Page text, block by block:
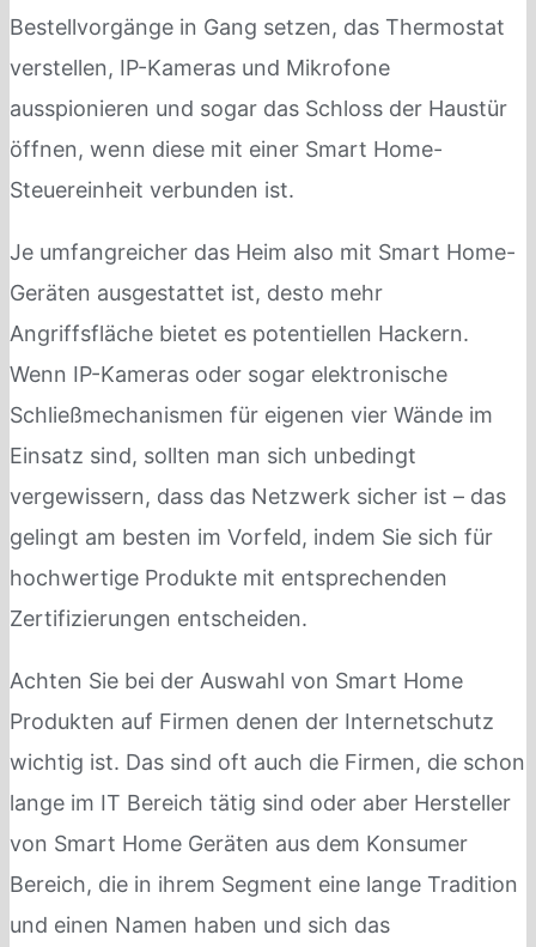
Bestellvorgänge in Gang setzen, das Thermostat
verstellen, IP-Kameras und Mikrofone
ausspionieren und sogar das Schloss der Haustür
öffnen, wenn diese mit einer Smart Home-
Steuereinheit verbunden ist.
Je umfangreicher das Heim also mit Smart Home-
Geräten ausgestattet ist, desto mehr
Angriffsfläche bietet es potentiellen Hackern.
Wenn IP-Kameras oder sogar elektronische
Schließmechanismen für eigenen vier Wände im
Einsatz sind, sollten man sich unbedingt
vergewissern, dass das Netzwerk sicher ist – das
gelingt am besten im Vorfeld, indem Sie sich für
hochwertige Produkte mit entsprechenden
Zertifizierungen entscheiden.
Achten Sie bei der Auswahl von Smart Home
Produkten auf Firmen denen der Internetschutz
wichtig ist. Das sind oft auch die Firmen, die schon
lange im IT Bereich tätig sind oder aber Hersteller
von Smart Home Geräten aus dem Konsumer
Bereich, die in ihrem Segment eine lange Tradition
und einen Namen haben und sich das